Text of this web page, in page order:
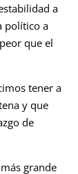
a
político a
que el
tener a
y que
de
grande